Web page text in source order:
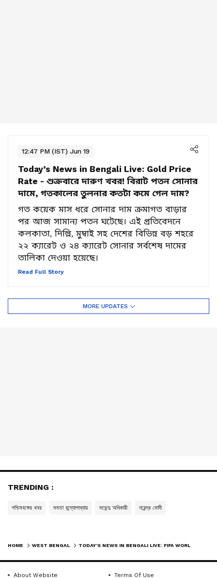
12:47 PM (IST) Jun 19
Today’s News in Bengali Live: Gold Price
Rate - শুক্রবারে দারুণ খবর! বিরাট পতন সোনার
দামে, গতকালের তুলনার কতটা কমে গেল দাম?
গত কয়েক মাস ধরে সোনার দাম ক্রমাগত বাড়ার
পর আজ সামান্য পতন ঘটেছে। এই প্রতিবেদনে
কলকাতা, দিল্লি, মুম্বাই সহ দেশের বিভিন্ন বড় শহরে
২২ ক্যারেট ও ২৪ ক্যারেট সোনার সর্বশেষ দামের
তালিকা দেওয়া হয়েছে।
HOME WEST BENGAL TODAY’S NEWS IN BENGALI LIVE: FIFA WORLD CUP 2026 - জি ফাইভে বিশ্বকাপ দেখার জন্য প্রিপেইড ডেটা প্যাক এয়ারটেল, জিও, ভি-র